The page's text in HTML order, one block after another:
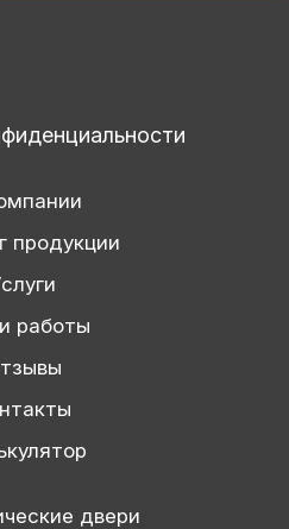
продукции
работы
двери